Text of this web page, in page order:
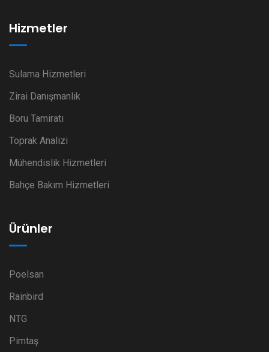
Hizmetler
Sulama Hizmetleri
Zirai Danışmanlık
Boru Tamiratı
Toprak Analizi
Mühendislik Hizmetleri
Bahçe Bakım Hizmetleri
Ürünler
Poelsan
Rainbird
NTG
Pimtaş